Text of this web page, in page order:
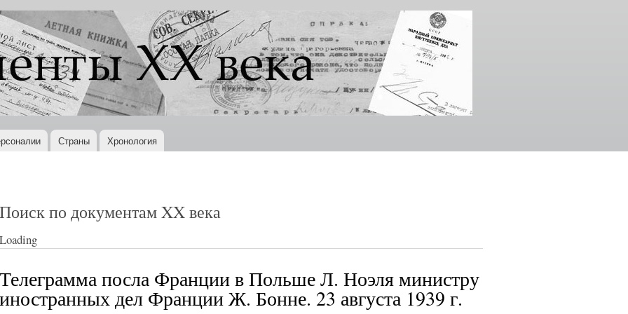
Перейти к
основному
содержанию
Страны Хронология
Поиск по документам XX века
Loading
Телеграмма посла Франции в Польше Л. Ноэля министру
иностранных дел Франции Ж. Бонне. 23 августа 1939 г.